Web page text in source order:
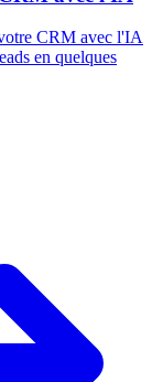
CRM avec l'IA
en quelques